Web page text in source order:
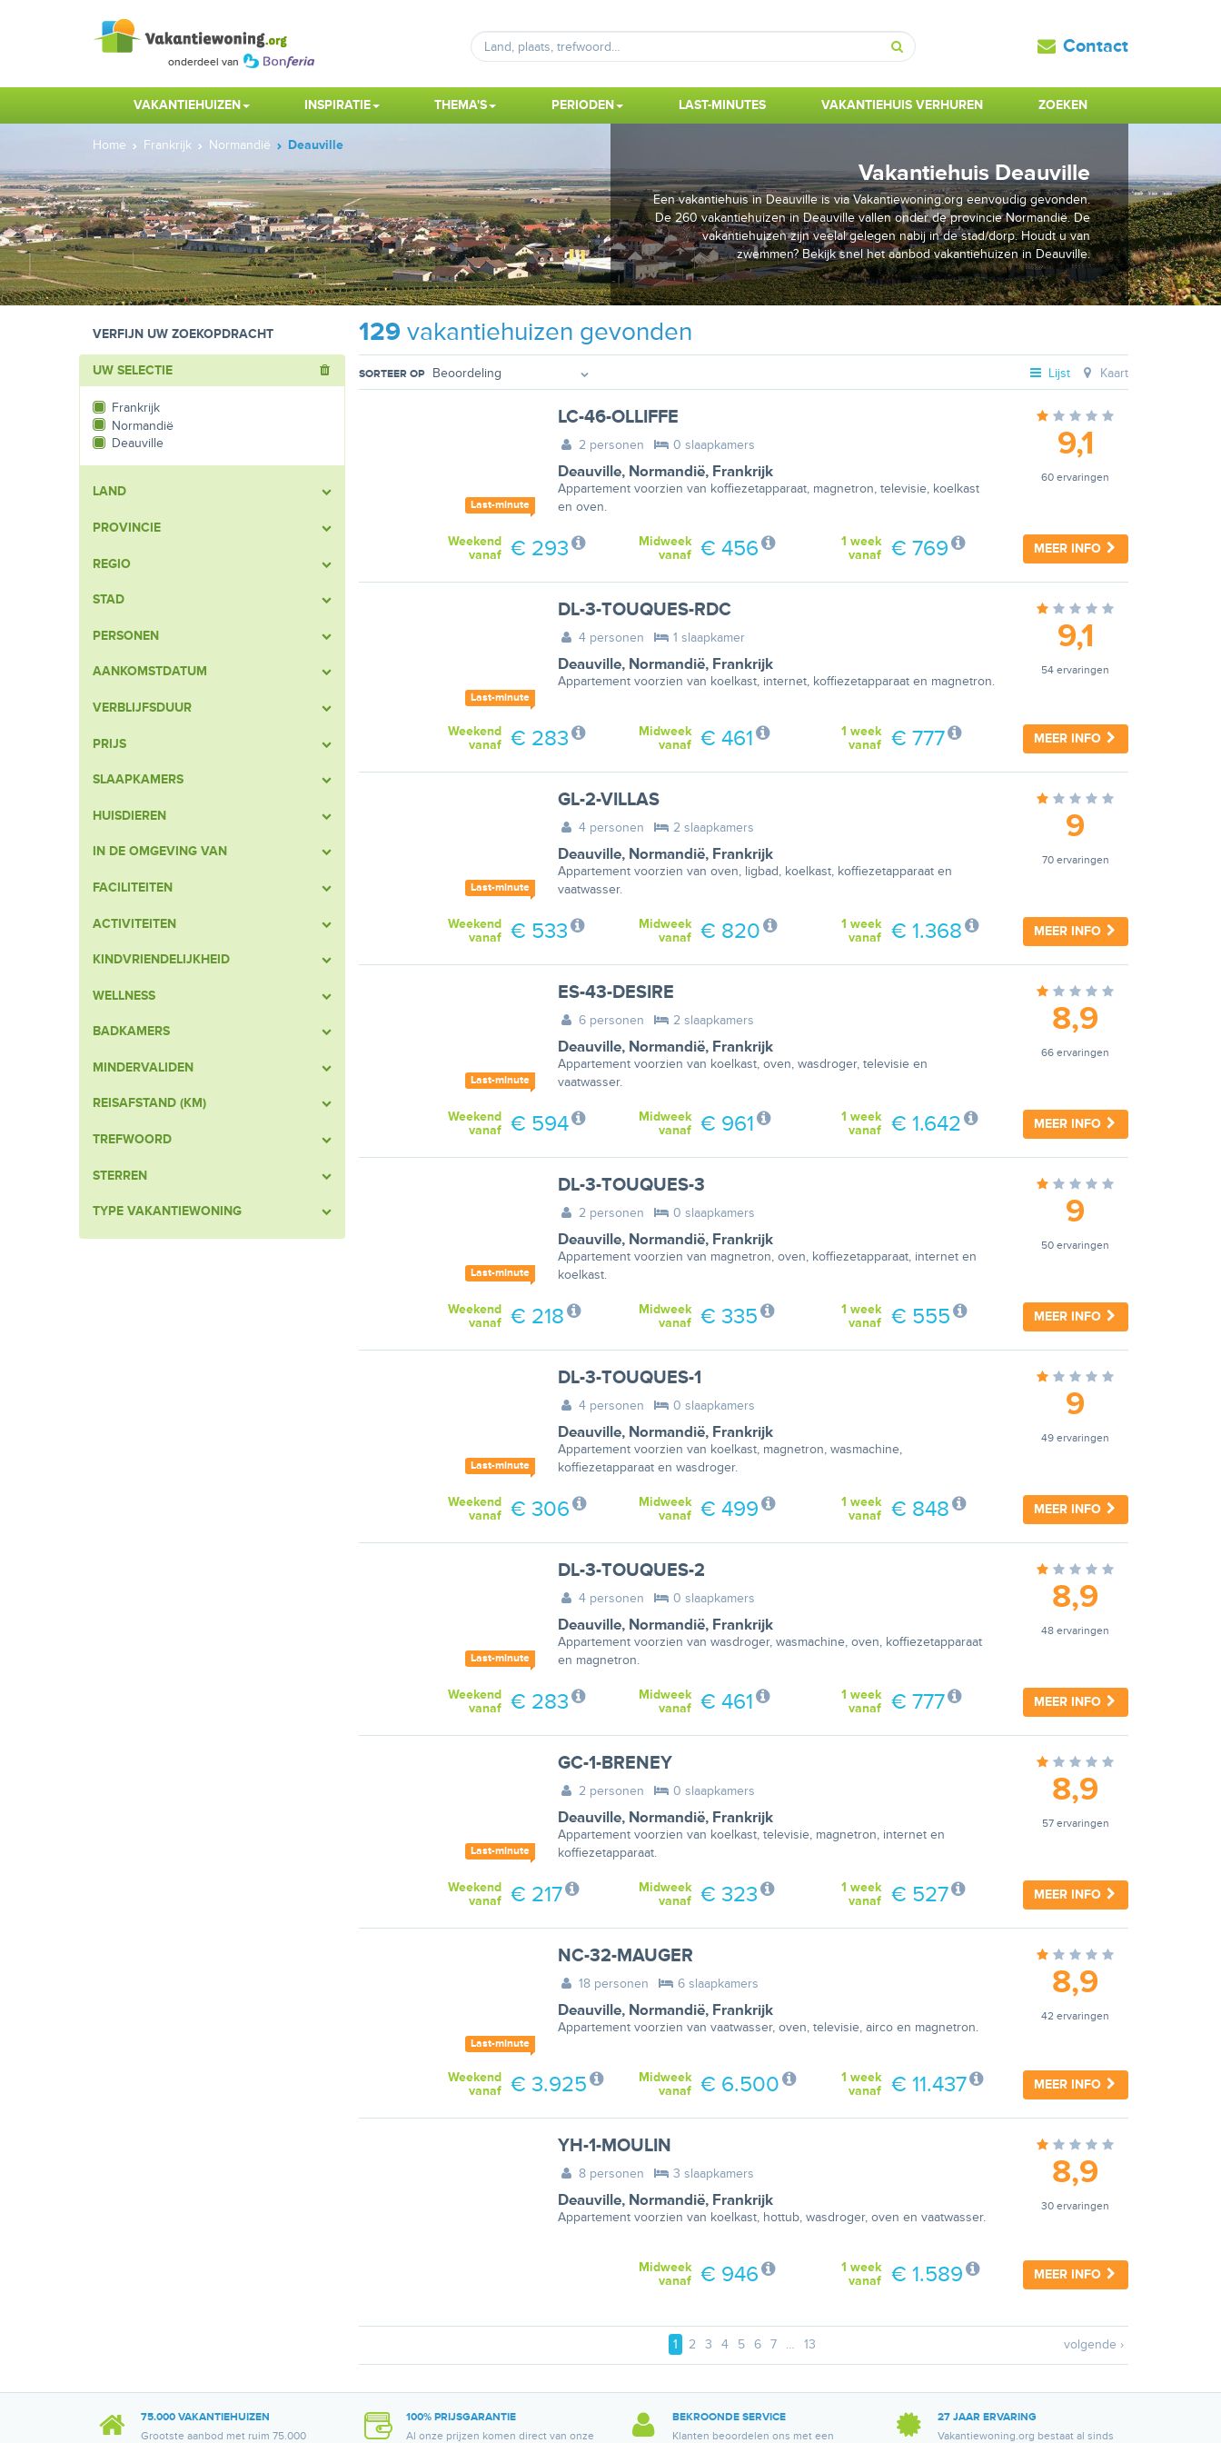
Zoeken
Contact
VAKANTIEHUIZEN INSPIRATIE THEMA'S PERIODEN LAST-MINUTES VAKANTIEHUIS VERHUREN ZOEKEN
Home Frankrijk Normandië Deauville
Vakantiehuis Deauville
Een vakantiehuis in Deauville is via Vakantiewoning.org eenvoudig gevonden.
De 260 vakantiehuizen in Deauville vallen onder de provincie Normandië. De
vakantiehuizen zijn veelal gelegen nabij in de stad/dorp. Houdt u van
zwemmen? Bekijk snel het aanbod vakantiehuizen in Deauville.
VERFIJN UW ZOEKOPDRACHT 129 vakantiehuizen gevonden
UW SELECTIE
Frankrijk
Normandië
Deauville
LAND
PROVINCIE
REGIO
STAD
PERSONEN
AANKOMSTDATUM
VERBLIJFSDUUR
PRIJS
SLAAPKAMERS
HUISDIEREN
IN DE OMGEVING VAN
FACILITEITEN
ACTIVITEITEN
KINDVRIENDELIJKHEID
WELLNESS
BADKAMERS
MINDERVALIDEN
REISAFSTAND (KM)
TREFWOORD
STERREN
TYPE VAKANTIEWONING
SORTEER OP Lijst Kaart
Last-minute
LC-46-OLLIFFE
2 personen 0 slaapkamers
Deauville, Normandië, Frankrijk
Appartement voorzien van koffiezetapparaat, magnetron, televisie, koelkast
en oven.
9,1
60 ervaringen
MEER INFO
1 week
vanaf
€ 769
Midweek
vanaf
€ 456
Weekend
vanaf
€ 293
Last-minute
DL-3-TOUQUES-RDC
4 personen 1 slaapkamer
Deauville, Normandië, Frankrijk
Appartement voorzien van koelkast, internet, koffiezetapparaat en magnetron.
9,1
54 ervaringen
MEER INFO
1 week
vanaf
€ 777
Midweek
vanaf
€ 461
Weekend
vanaf
€ 283
Last-minute
GL-2-VILLAS
4 personen 2 slaapkamers
Deauville, Normandië, Frankrijk
Appartement voorzien van oven, ligbad, koelkast, koffiezetapparaat en
vaatwasser.
9
70 ervaringen
MEER INFO
1 week
vanaf
€ 1.368
Midweek
vanaf
€ 820
Weekend
vanaf
€ 533
Last-minute
ES-43-DESIRE
6 personen 2 slaapkamers
Deauville, Normandië, Frankrijk
Appartement voorzien van koelkast, oven, wasdroger, televisie en
vaatwasser.
8,9
66 ervaringen
MEER INFO
1 week
vanaf
€ 1.642
Midweek
vanaf
€ 961
Weekend
vanaf
€ 594
Last-minute
DL-3-TOUQUES-3
2 personen 0 slaapkamers
Deauville, Normandië, Frankrijk
Appartement voorzien van magnetron, oven, koffiezetapparaat, internet en
koelkast.
9
50 ervaringen
MEER INFO
1 week
vanaf
€ 555
Midweek
vanaf
€ 335
Weekend
vanaf
€ 218
Last-minute
DL-3-TOUQUES-1
4 personen 0 slaapkamers
Deauville, Normandië, Frankrijk
Appartement voorzien van koelkast, magnetron, wasmachine,
koffiezetapparaat en wasdroger.
9
49 ervaringen
MEER INFO
1 week
vanaf
€ 848
Midweek
vanaf
€ 499
Weekend
vanaf
€ 306
Last-minute
DL-3-TOUQUES-2
4 personen 0 slaapkamers
Deauville, Normandië, Frankrijk
Appartement voorzien van wasdroger, wasmachine, oven, koffiezetapparaat
en magnetron.
8,9
48 ervaringen
MEER INFO
1 week
vanaf
€ 777
Midweek
vanaf
€ 461
Weekend
vanaf
€ 283
Last-minute
GC-1-BRENEY
2 personen 0 slaapkamers
Deauville, Normandië, Frankrijk
Appartement voorzien van koelkast, televisie, magnetron, internet en
koffiezetapparaat.
8,9
57 ervaringen
MEER INFO
1 week
vanaf
€ 527
Midweek
vanaf
€ 323
Weekend
vanaf
€ 217
Last-minute
NC-32-MAUGER
18 personen 6 slaapkamers
Deauville, Normandië, Frankrijk
Appartement voorzien van vaatwasser, oven, televisie, airco en magnetron.
8,9
42 ervaringen
MEER INFO
1 week
vanaf
€ 11.437
Midweek
vanaf
€ 6.500
Weekend
vanaf
€ 3.925
YH-1-MOULIN
8 personen 3 slaapkamers
Deauville, Normandië, Frankrijk
Appartement voorzien van koelkast, hottub, wasdroger, oven en vaatwasser.
8,9
30 ervaringen
MEER INFO
1 week
vanaf
€ 1.589
Midweek
vanaf
€ 946
1 2 3 4 5 6 7 … 13 volgende ›
75.000 VAKANTIEHUIZEN
Grootste aanbod met ruim 75.000
100% PRIJSGARANTIE
Al onze prijzen komen direct van onze
BEKROONDE SERVICE
Klanten beoordelen ons met een
27 JAAR ERVARING
Vakantiewoning.org bestaat al sinds